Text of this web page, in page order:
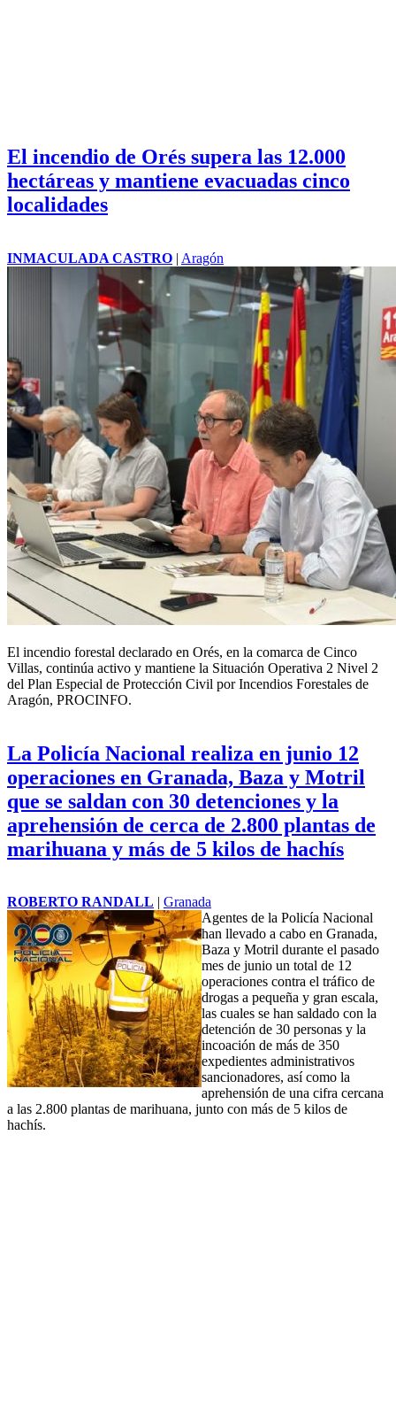
El incendio de Orés supera las 12.000
hectáreas y mantiene evacuadas cinco
localidades
INMACULADA CASTRO | Aragón
El incendio forestal declarado en Orés, en la comarca de Cinco
Villas, continúa activo y mantiene la Situación Operativa 2 Nivel 2
del Plan Especial de Protección Civil por Incendios Forestales de
Aragón, PROCINFO.
La Policía Nacional realiza en junio 12
operaciones en Granada, Baza y Motril
que se saldan con 30 detenciones y la
aprehensión de cerca de 2.800 plantas de
marihuana y más de 5 kilos de hachís
ROBERTO RANDALL
Granada
Agentes de la Policía Nacional
han llevado a cabo en Granada,
Baza y Motril durante el pasado
mes de junio un total de 12
operaciones contra el tráfico de
drogas a pequeña y gran escala,
las cuales se han saldado con la
detención de 30 personas y la
incoación de más de 350
expedientes administrativos
sancionadores, así como la
aprehensión de una cifra cercana
a las 2.800 plantas de marihuana, junto con más de 5 kilos de
hachís.